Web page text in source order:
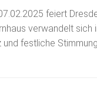
feiert
verwandelt sich
und festliche